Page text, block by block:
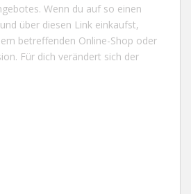
Wenn du auf so einen
über diesen Link einkaufst,
betreffenden Online-Shop oder
Für dich verändert sich der